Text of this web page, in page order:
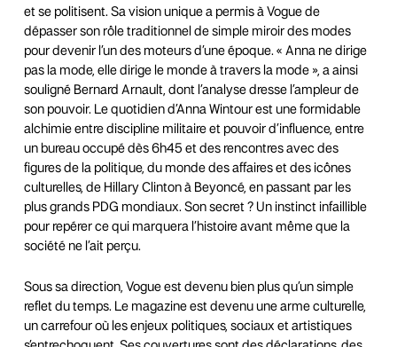
et se politisent. Sa vision unique a permis à Vogue de
dépasser son rôle traditionnel de simple miroir des modes
pour devenir l’un des moteurs d’une époque. « Anna ne dirige
pas la mode, elle dirige le monde à travers la mode », a ainsi
souligné Bernard Arnault, dont l’analyse dresse l’ampleur de
son pouvoir. Le quotidien d’Anna Wintour est une formidable
alchimie entre discipline militaire et pouvoir d’influence, entre
un bureau occupé dès 6h45 et des rencontres avec des
figures de la politique, du monde des affaires et des icônes
culturelles, de Hillary Clinton à Beyoncé, en passant par les
plus grands PDG mondiaux. Son secret ? Un instinct infaillible
pour repérer ce qui marquera l’histoire avant même que la
société ne l’ait perçu.
Sous sa direction, Vogue est devenu bien plus qu’un simple
reflet du temps. Le magazine est devenu une arme culturelle,
un carrefour où les enjeux politiques, sociaux et artistiques